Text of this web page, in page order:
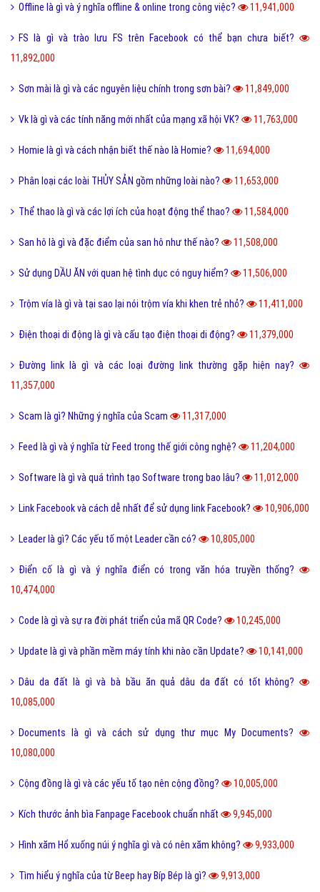
Offline là gì và ý nghĩa offline & online trong công việc? 11,941,000
FS là gì và trào lưu FS trên Facebook có thể bạn chưa biết?
11,892,000
Sơn mài là gì và các nguyên liệu chính trong sơn bài? 11,849,000
Vk là gì và các tính năng mới nhất của mạng xã hội VK? 11,763,000
Homie là gì và cách nhận biết thế nào là Homie? 11,694,000
Phân loại các loài THỦY SẢN gồm những loài nào? 11,653,000
Thể thao là gì và các lợi ích của hoạt động thể thao? 11,584,000
San hô là gì và đặc điểm của san hô như thế nào? 11,508,000
Sử dụng DẦU ĂN với quan hệ tình dục có nguy hiểm? 11,506,000
Trộm vía là gì và tại sao lại nói trộm vía khi khen trẻ nhỏ? 11,411,000
Điện thoại di động là gì và cấu tạo điện thoại di động? 11,379,000
Đường link là gì và các loại đường link thường gặp hiện nay?
11,357,000
Scam là gì? Những ý nghĩa của Scam 11,317,000
Feed là gì và ý nghĩa từ Feed trong thế giới công nghệ? 11,204,000
Software là gì và quá trình tạo Software trong bao lâu? 11,012,000
Link Facebook và cách dễ nhất để sử dụng link Facebook? 10,906,000
Leader là gì? Các yếu tố một Leader cần có? 10,805,000
Điển cố là gì và ý nghĩa điển có trong văn hóa truyền thống?
10,474,000
Code là gì và sự ra đời phát triển của mã QR Code? 10,245,000
Update là gì và phần mềm máy tính khi nào cần Update? 10,141,000
Dâu da đất là gì và bà bầu ăn quả dâu da đất có tốt không?
10,085,000
Documents là gì và cách sử dụng thư mục My Documents?
10,080,000
Cộng đồng là gì và các yếu tố tạo nên cộng đồng? 10,005,000
Kích thước ảnh bìa Fanpage Facebook chuẩn nhất 9,945,000
Hình xăm Hổ xuống núi ý nghĩa gì và có nên xăm không? 9,933,000
Tìm hiểu ý nghĩa của từ Beep hay Bíp Bép là gì? 9,913,000